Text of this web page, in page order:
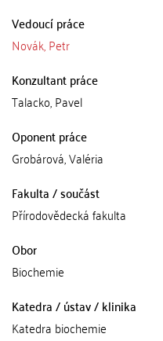
Vedoucí práce
Novák, Petr
Konzultant práce
Talacko, Pavel
Oponent práce
Grobárová, Valéria
Fakulta / součást
Přírodovědecká fakulta
Obor
Biochemie
Katedra / ústav / klinika
Katedra biochemie